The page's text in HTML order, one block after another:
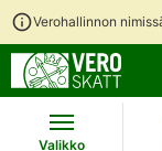
Verohallinnon
Valikko